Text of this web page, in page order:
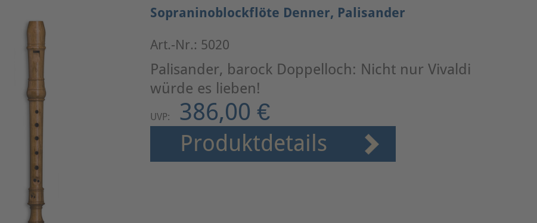
Sopraninoblockflöte Denner, Palisander
Art.-Nr.: 5020
Palisander, barock Doppelloch: Nicht nur Vivaldi
würde es lieben!
UVP: 386,00 €
Produktdetails